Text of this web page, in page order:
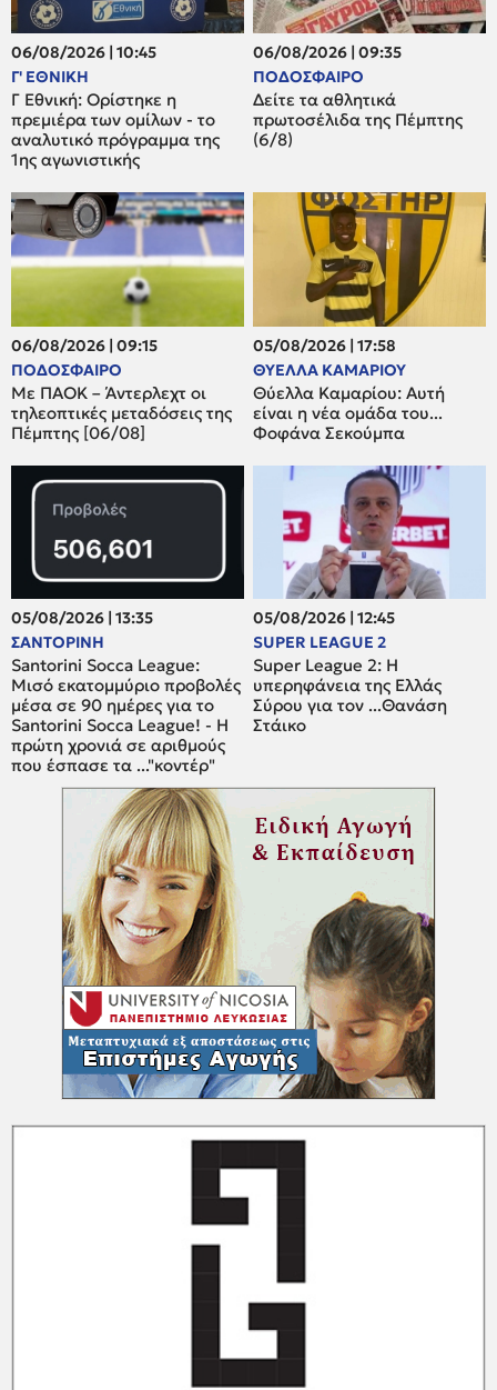
06/08/2026 | 10:45
Γ' ΕΘΝΙΚΗ
Γ Εθνική: Ορίστηκε η
πρεμιέρα των ομίλων - το
αναλυτικό πρόγραμμα της
1ης αγωνιστικής
06/08/2026 | 09:35
ΠΟΔΟΣΦΑΙΡΟ
Δείτε τα αθλητικά
πρωτοσέλιδα της Πέμπτης
(6/8)
06/08/2026 | 09:15
ΠΟΔΟΣΦΑΙΡΟ
Με ΠΑΟΚ – Άντερλεχτ οι
τηλεοπτικές μεταδόσεις της
Πέμπτης [06/08]
05/08/2026 | 17:58
ΘΥΕΛΛΑ ΚΑΜΑΡΙΟΥ
Θύελλα Καμαρίου: Αυτή
είναι η νέα ομάδα του...
Φοφάνα Σεκούμπα
05/08/2026 | 13:35
ΣΑΝΤΟΡΙΝΗ
Santorini Socca League:
Μισό εκατομμύριο προβολές
μέσα σε 90 ημέρες για το
Santorini Socca League! - Η
πρώτη χρονιά σε αριθμούς
που έσπασε τα ..."κοντέρ"
05/08/2026 | 12:45
SUPER LEAGUE 2
Super League 2: H
υπερηφάνεια της Ελλάς
Σύρου για τον ...Θανάση
Στάικο